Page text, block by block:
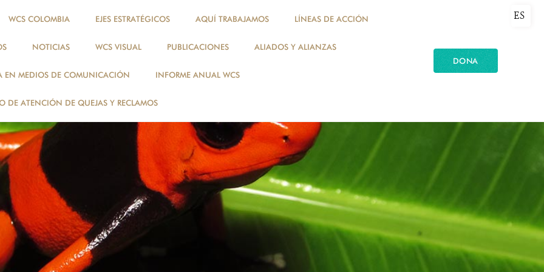
WCS COLOMBIA EJES ESTRATÉGICOS AQUÍ TRABAJAMOS LÍNEAS DE ACCIÓN
NOTICIAS WCS VISUAL PUBLICACIONES ALIADOS Y ALIANZAS
EN MEDIOS DE COMUNICACIÓN INFORME ANUAL WCS
DE ATENCIÓN DE QUEJAS Y RECLAMOS
DONA
ES